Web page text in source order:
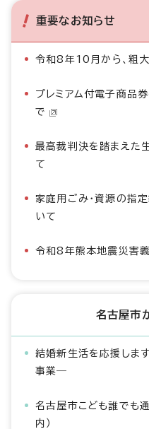
重要なお知らせ
令和8年10月から、粗
プレミアム付電子商品
で
最高裁判決を踏まえた
て
家庭用ごみ・資源の指
いて
令和8年熊本地震災害
名古屋市
結婚新生活を応援しま
事業―
名古屋市こども誰でも
内）